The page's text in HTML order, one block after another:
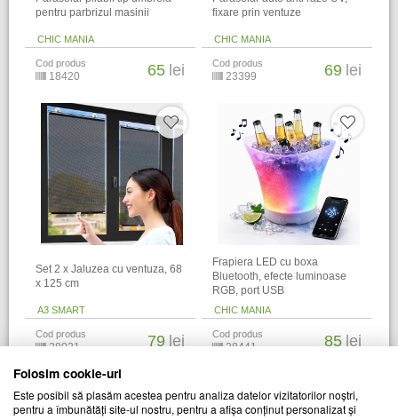
pentru parbrizul masinii
CHIC MANIA
Cod produs
18420 65 lei
fixare prin ventuze
CHIC MANIA
Cod produs
23399 69 lei
Set 2 x Jaluzea cu ventuza, 68
x 125 cm
A3 SMART
Cod produs
28021 79 lei
Frapiera LED cu boxa
Bluetooth, efecte luminoase
RGB, port USB
CHIC MANIA
Cod produs
28441 85 lei
Alti clienti au vizitat si
Folosim cookie-uri
Este posibil să plasăm acestea pentru analiza datelor vizitatorilor noștri,
pentru a îmbunătăți site-ul nostru, pentru a afișa conținut personalizat și